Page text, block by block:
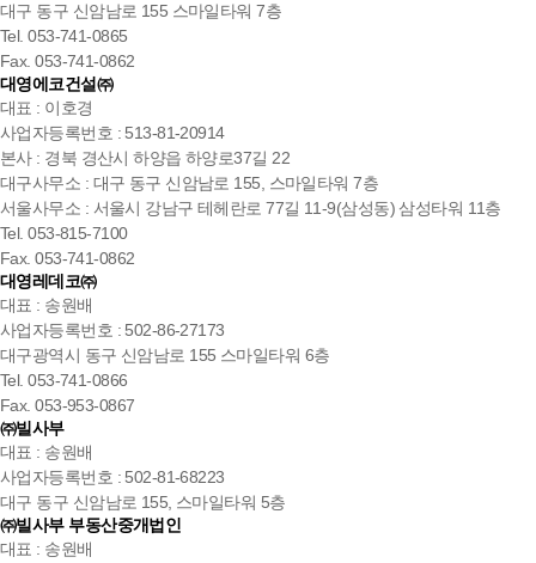
대구 동구 신암남로 155 스마일타워 7층
Tel. 053-741-0865
Fax. 053-741-0862
대영에코건설㈜
대표 : 이호경
사업자등록번호 : 513-81-20914
본사 : 경북 경산시 하양읍 하양로37길 22
대구사무소 : 대구 동구 신암남로 155, 스마일타워 7층
서울사무소 : 서울시 강남구 테헤란로 77길 11-9(삼성동) 삼성타워 11층
Tel. 053-815-7100
Fax. 053-741-0862
대영레데코㈜
대표 : 송원배
사업자등록번호 : 502-86-27173
대구광역시 동구 신암남로 155 스마일타워 6층
Tel. 053-741-0866
Fax. 053-953-0867
㈜빌사부
대표 : 송원배
사업자등록번호 : 502-81-68223
대구 동구 신암남로 155, 스마일타워 5층
㈜빌사부 부동산중개법인
대표 : 송원배